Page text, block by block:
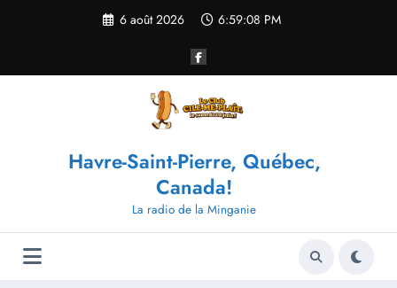
6 août 2026 6:59:08 PM
Havre-Saint-Pierre, Québec,
Canada!
La radio de la Minganie